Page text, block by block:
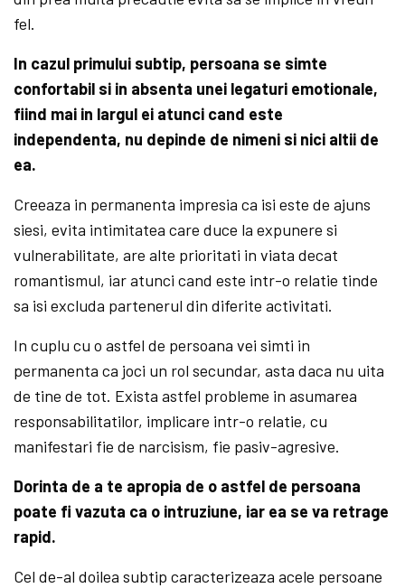
fel.
In cazul primului subtip, persoana se simte
confortabil si in absenta unei legaturi emotionale,
fiind mai in largul ei atunci cand este
independenta, nu depinde de nimeni si nici altii de
ea.
Creeaza in permanenta impresia ca isi este de ajuns
siesi, evita intimitatea care duce la expunere si
vulnerabilitate, are alte prioritati in viata decat
romantismul, iar atunci cand este intr-o relatie tinde
sa isi excluda partenerul din diferite activitati.
In cuplu cu o astfel de persoana vei simti in
permanenta ca joci un rol secundar, asta daca nu uita
de tine de tot. Exista astfel probleme in asumarea
responsabilitatilor, implicare intr-o relatie, cu
manifestari fie de narcisism, fie pasiv-agresive.
Dorinta de a te apropia de o astfel de persoana
poate fi vazuta ca o intruziune, iar ea se va retrage
rapid.
Cel de-al doilea subtip caracterizeaza acele persoane